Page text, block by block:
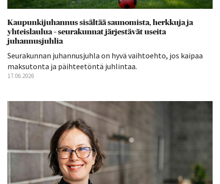
Kaupunkijuhannus sisältää saunomista, herkkuja ja
yhteislaulua – seurakunnat järjestävät useita
juhannusjuhlia
Seurakunnan juhannusjuhla on hyvä vaihtoehto, jos kaipaa
maksutonta ja päihteetöntä juhlintaa.
17.06.2026